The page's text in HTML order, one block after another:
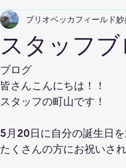
スタッフ
ブリオベッカフィールド
ブログ
皆さんこんにちは！！
スタッフの町山です！
5月20日に自分の誕生日
たくさんの方にお祝いさ